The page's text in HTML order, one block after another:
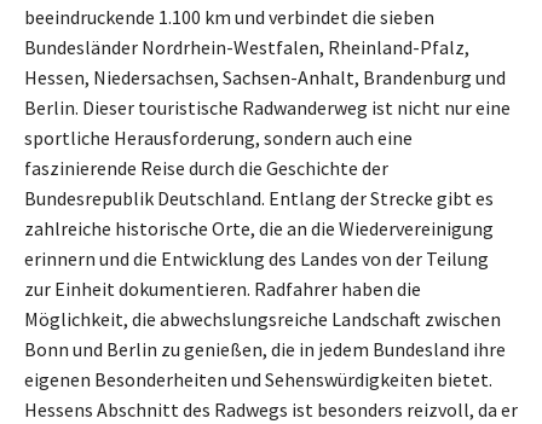
beeindruckende 1.100 km und verbindet die sieben
Bundesländer Nordrhein-Westfalen, Rheinland-Pfalz,
Hessen, Niedersachsen, Sachsen-Anhalt, Brandenburg und
Berlin. Dieser touristische Radwanderweg ist nicht nur eine
sportliche Herausforderung, sondern auch eine
faszinierende Reise durch die Geschichte der
Bundesrepublik Deutschland. Entlang der Strecke gibt es
zahlreiche historische Orte, die an die Wiedervereinigung
erinnern und die Entwicklung des Landes von der Teilung
zur Einheit dokumentieren. Radfahrer haben die
Möglichkeit, die abwechslungsreiche Landschaft zwischen
Bonn und Berlin zu genießen, die in jedem Bundesland ihre
eigenen Besonderheiten und Sehenswürdigkeiten bietet.
Hessens Abschnitt des Radwegs ist besonders reizvoll, da er